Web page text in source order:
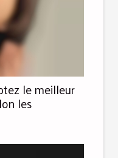
le meilleur
les